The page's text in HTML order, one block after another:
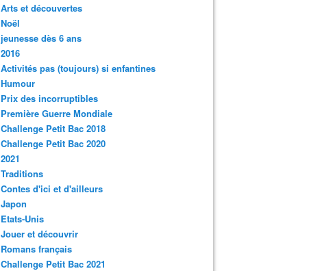
Arts et découvertes
Noël
jeunesse dès 6 ans
2016
Activités pas (toujours) si enfantines
Humour
Prix des incorruptibles
Première Guerre Mondiale
Challenge Petit Bac 2018
Challenge Petit Bac 2020
2021
Traditions
Contes d'ici et d'ailleurs
Japon
Etats-Unis
Jouer et découvrir
Romans français
Challenge Petit Bac 2021